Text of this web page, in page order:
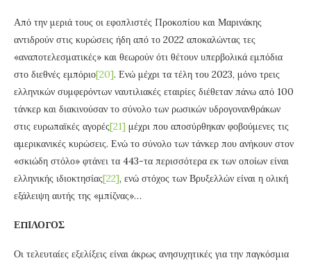
Από την μεριά τους οι εφοπλιστές Προκοπίου και Μαρινάκης
αντιδρούν στις κυρώσεις ήδη από το 2022 αποκαλώντας τες
«αναποτελεσματικές» και θεωρούν ότι θέτουν υπερβολικά εμπόδια
στο διεθνές εμπόριο[20]. Ενώ μέχρι τα τέλη του 2023, μόνο τρεις
ελληνικών συμφερόντων ναυτιλιακές εταιρίες διέθεταν πάνω από 100
τάνκερ και διακινούσαν το σύνολο των ρωσικών υδρογονανθράκων
στις ευρωπαϊκές αγορές[21] μέχρι που αποσύρθηκαν φοβούμενες τις
αμερικανικές κυρώσεις. Ενώ το σύνολο των τάνκερ που ανήκουν στον
«σκιώδη στόλο» φτάνει τα 443-τα περισσότερα εκ των οποίων είναι
ελληνικής ιδιοκτησίας[22], ενώ στόχος των Βρυξελλών είναι η ολική
εξάλειψη αυτής της «μπίζνας»…
ΕΠΙΛΟΓΟΣ
Οι τελευταίες εξελίξεις είναι άκρως ανησυχητικές για την παγκόσμια